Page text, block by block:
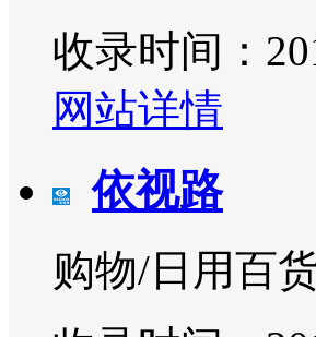
收录时间：
网站详情
依视路
购物/日用百